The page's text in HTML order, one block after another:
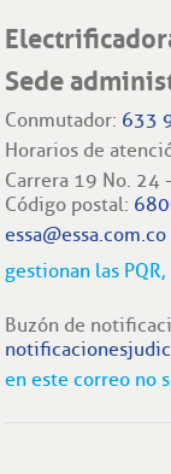
Sede
Conmutador: 633
Horarios de
Carrera 19 No. 24
Código postal:
essa@essa.com.co
gestionan las PQR,
Buzón de
en este correo no